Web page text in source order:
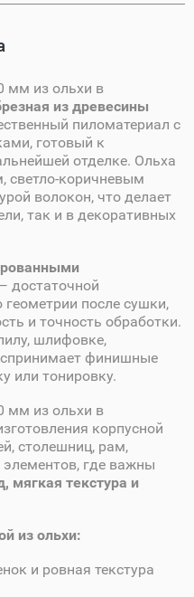
мм из ольхи в
из древесины
пиломатериал с
готовый к
отделке. Ольха
светло‑коричневым
волокон, что делает
так и в декоративных
достаточной
после сушки,
и точность обработки.
шлифовке,
финишные
или тонировку.
мм из ольхи в
корпусной
столешниц, рам,
где важны
мягкая текстура и
из ольхи:
и ровная текстура